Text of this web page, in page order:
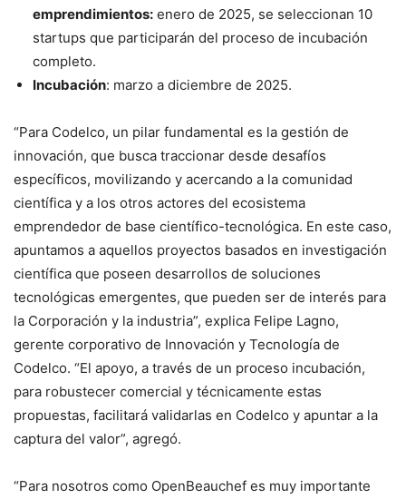
emprendimientos: enero de 2025, se seleccionan 10
startups que participarán del proceso de incubación
completo.
Incubación: marzo a diciembre de 2025.
“Para Codelco, un pilar fundamental es la gestión de
innovación, que busca traccionar desde desafíos
específicos, movilizando y acercando a la comunidad
científica y a los otros actores del ecosistema
emprendedor de base científico-tecnológica. En este caso,
apuntamos a aquellos proyectos basados en investigación
científica que poseen desarrollos de soluciones
tecnológicas emergentes, que pueden ser de interés para
la Corporación y la industria”, explica Felipe Lagno,
gerente corporativo de Innovación y Tecnología de
Codelco. “El apoyo, a través de un proceso incubación,
para robustecer comercial y técnicamente estas
propuestas, facilitará validarlas en Codelco y apuntar a la
captura del valor”, agregó.
“Para nosotros como OpenBeauchef es muy importante